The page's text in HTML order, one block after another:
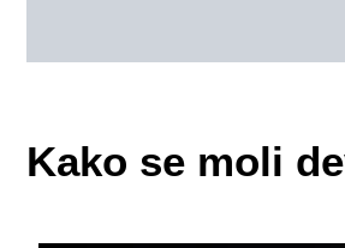
Kako se moli